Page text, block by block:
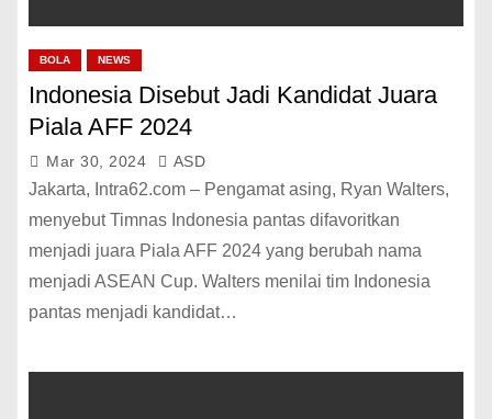
BOLA NEWS
Indonesia Disebut Jadi Kandidat Juara
Piala AFF 2024
Mar 30, 2024 ASD
Jakarta, Intra62.com – Pengamat asing, Ryan Walters,
menyebut Timnas Indonesia pantas difavoritkan
menjadi juara Piala AFF 2024 yang berubah nama
menjadi ASEAN Cup. Walters menilai tim Indonesia
pantas menjadi kandidat…